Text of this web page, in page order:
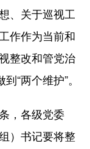
、关于巡视工
作作为当前和
整改和管党治
“两个维护”。
，各级党委
）书记要将整